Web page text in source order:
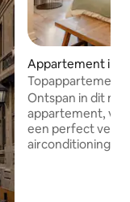
Appartement in
Topappartement
airconditioning,
- Lastarria
Ontspan in dit
appartement,
een perfect verblijf.
airconditioning